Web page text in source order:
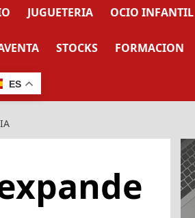
JUGUETERIA OCIO INFANTIL
STOCKS FORMACION
ES